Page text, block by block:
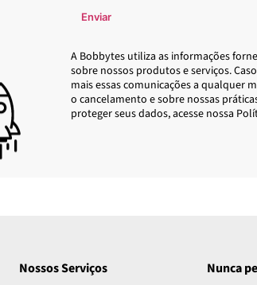
Enviar
A Bobbytes utiliza as informações
sobre nossos produtos e serviços.
mais essas comunicações a qualquer
o cancelamento e sobre nossas
proteger seus dados, acesse nossa
Nossos Serviços
Nunca